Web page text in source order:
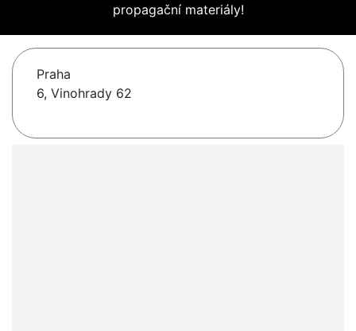
propagační materiály!
Praha
6, Vinohrady 62